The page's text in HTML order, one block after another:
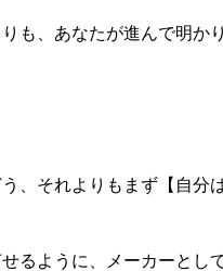
りも、あなたが進んで明か
、それよりもまず【自分
るように、メーカーとし